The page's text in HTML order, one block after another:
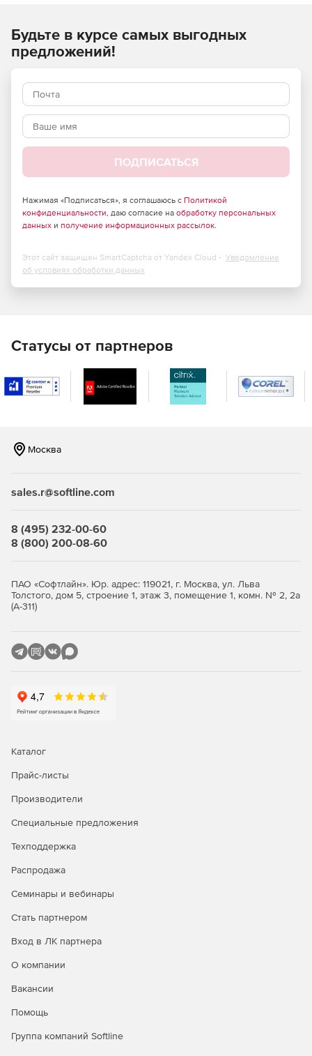
Доставка только безопасного контента внутрь
защищаемой сети.
Действенная очистка информационного потока на
уровне промежуточного узла проверки —
практически без потери быстродействия при
Эффективное противодействие проникновению
вредоносных программ любого типа.
Способность обрабатывать гигантские массивы
Значительное снижение затрат на использование
сети Интернет.
сторонние службы проверки (ICAP-протокол), со всеми
Поддержка практически всех используемых в
настоящее время отечественных и зарубежных сред
Гибкость и удобство администрирования – продукт
соответствуют политике безопасности компании.
Антивирусная проверка потоков данных при
передаче файлов (FTP-трафик) и просмотре сетевых
Единое распоряжение защитой через сетевой узел
управления единым комплексом обеспечения
Отбор прав доступа по типу содержимого, объему
Упорядочивание прав использования сетевых
Повышение быстродействия осмотра данных за счет
ознакомления.
Взаимодействие как с адресацией четвертого
зависимости от типов проверяемых файлов.
Изоляция зараженных объектов в карантине.
конфигурациями серверов защиты и получение от
них отчетов.
Будьте в курсе самых выгодных
предложений!
ПОДПИСАТЬСЯ
Нажимая «Подписаться», я соглашаюсь с Политикой
конфиденциальности, даю согласие на обработку персональных
данных и получение информационных рассылок.
Этот сайт защищен SmartCaptcha от Yandex Cloud - Уведомление
об условиях обработки данных
Статусы от партнеров
Москва
sales.r@softline.com
8 (495) 232-00-60
8 (800) 200-08-60
ПАО «Софтлайн». Юр. адрес: 119021, г. Москва, ул. Льва
Толстого, дом 5, строение 1, этаж 3, помещение 1, комн. № 2, 2а
(А-311)
Каталог
Прайс-листы
Производители
Специальные предложения
Техподдержка
Распродажа
Семинары и вебинары
Стать партнером
Вход в ЛК партнера
О компании
Вакансии
Помощь
Группа компаний Softline